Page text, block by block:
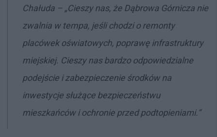
Chałuda – „Cieszy nas, że Dąbrowa Górnicza nie
zwalnia w tempa, jeśli chodzi o remonty
placówek oświatowych, poprawę infrastruktury
miejskiej. Cieszy nas bardzo odpowiedzialne
podejście i zabezpieczenie środków na
inwestycje służące bezpieczeństwu
mieszkańców i ochronie przed podtopieniami.”